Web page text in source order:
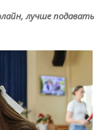
лучше подавать